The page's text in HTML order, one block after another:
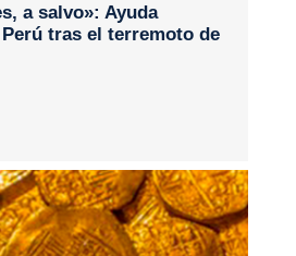
a salvo»: Ayuda
tras el terremoto de